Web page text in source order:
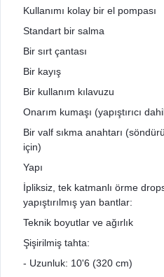
Kullanımı kolay bir el pompası
Standart bir salma
Bir sırt çantası
Bir kayış
Bir kullanım kılavuzu
Onarım kumaşı (yapıştırıcı
Bir valf sıkma anahtarı
için)
Yapı
İpliksiz, tek katmanlı örme
yapıştırılmış yan bantlar:
Teknik boyutlar ve ağırlık
Şişirilmiş tahta:
- Uzunluk: 10'6 (320 cm)